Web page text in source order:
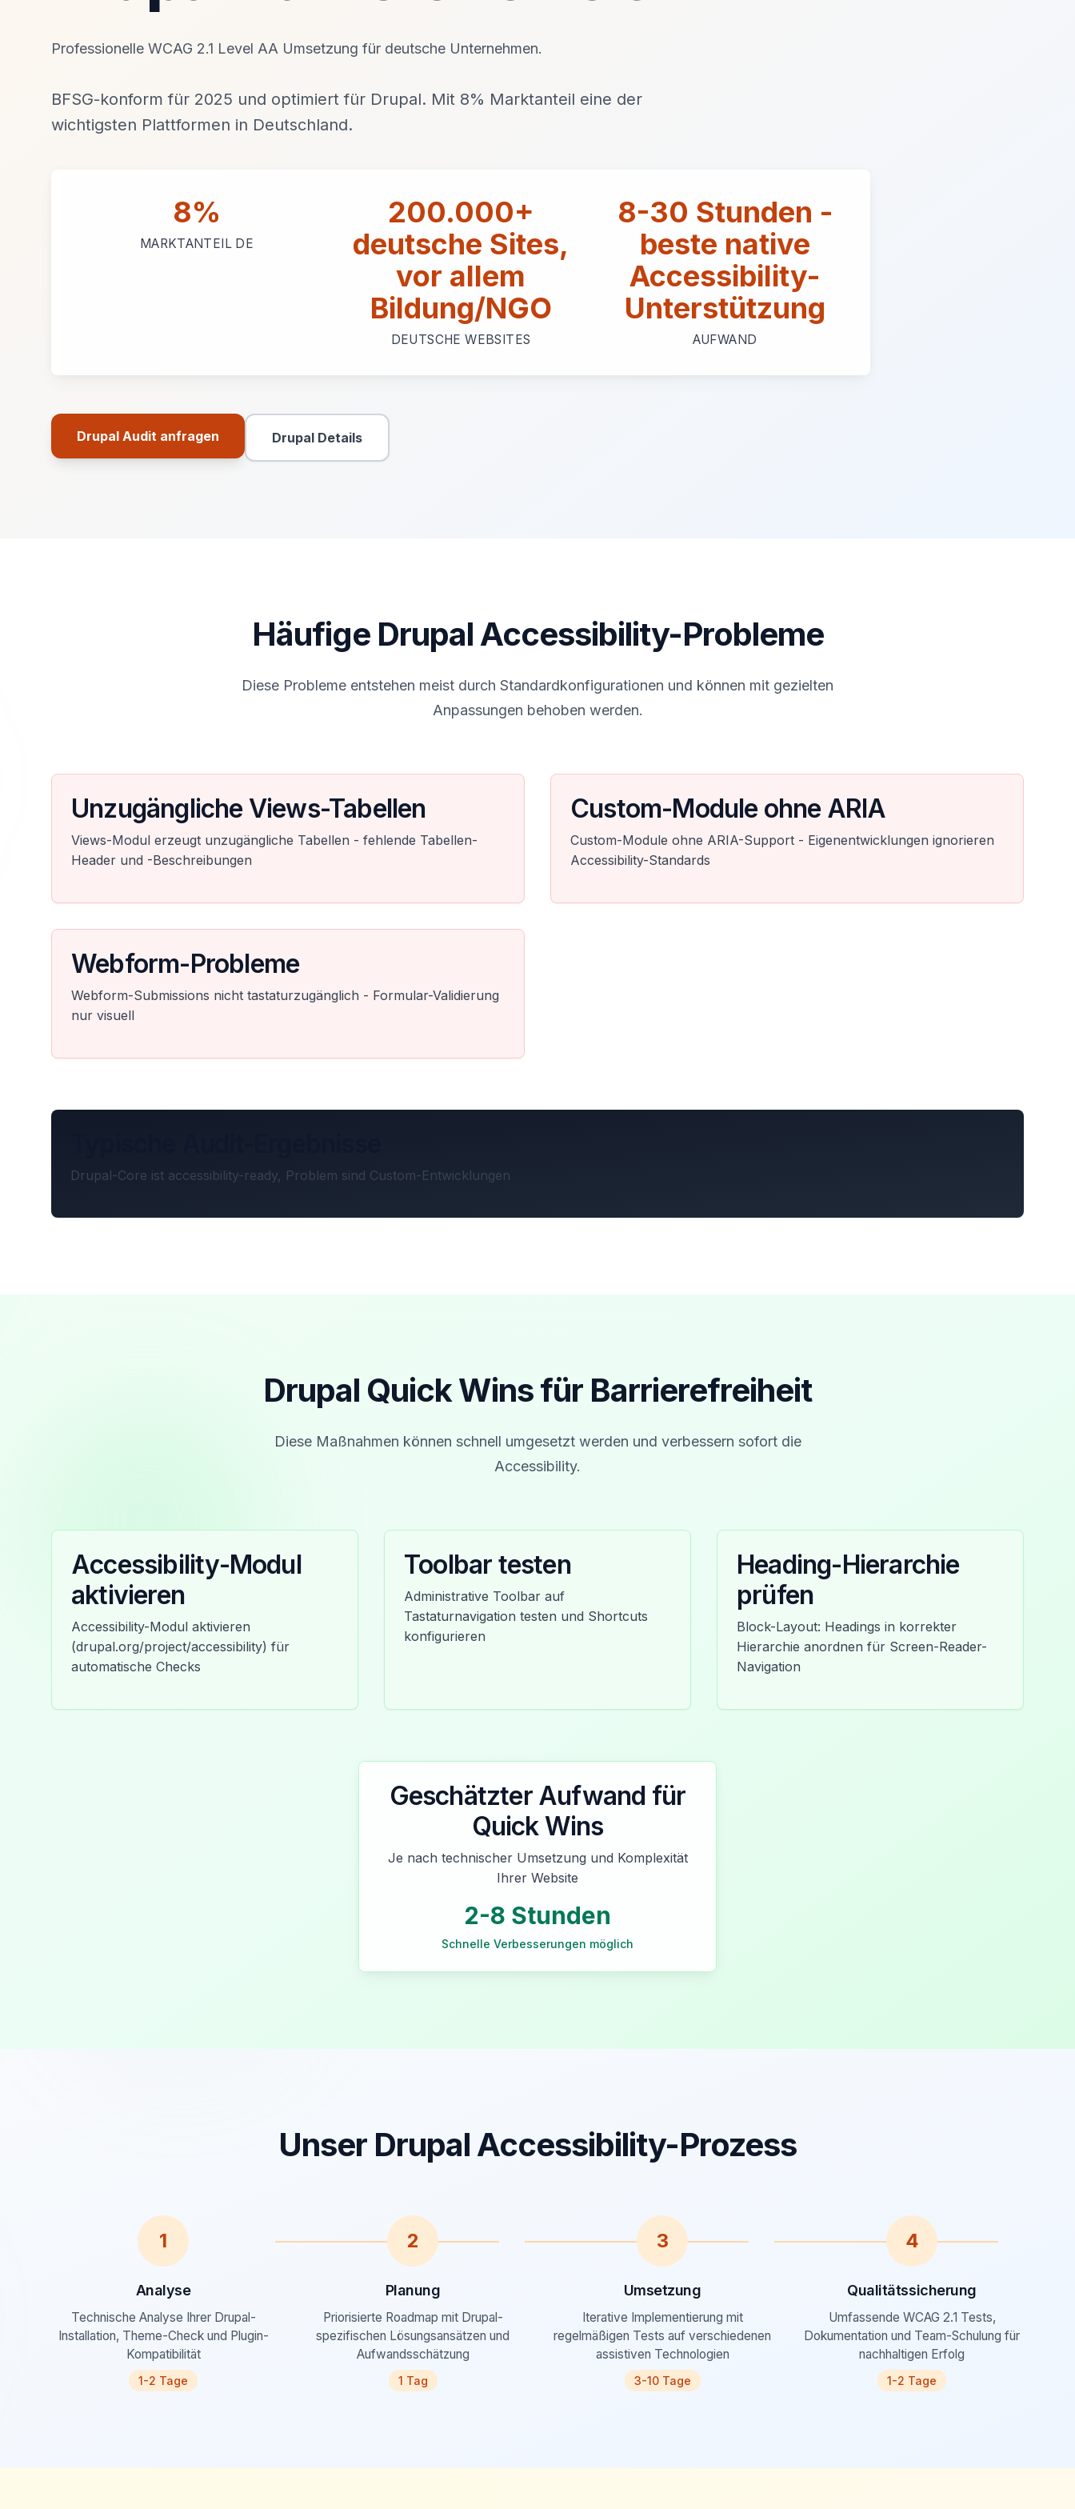
Professionelle WCAG 2.1 Level AA Umsetzung für deutsche Unternehmen.
BFSG-konform für 2025 und optimiert für Drupal. Mit 8% Marktanteil eine der
wichtigsten Plattformen in Deutschland.
8%
MARKTANTEIL DE
200.000+
deutsche Sites,
vor allem
Bildung/NGO
DEUTSCHE WEBSITES
8-30 Stunden -
beste native
Accessibility-
Unterstützung
AUFWAND
Drupal Audit anfragen
Primäre Aktion Drupal Details
Sekundäre Aktion
Häufige Drupal Accessibility-Probleme
Diese Probleme entstehen meist durch Standardkonfigurationen und können mit gezielten
Anpassungen behoben werden.
Unzugängliche Views-Tabellen
Views-Modul erzeugt unzugängliche Tabellen - fehlende Tabellen-
Header und -Beschreibungen
Custom-Module ohne ARIA
Custom-Module ohne ARIA-Support - Eigenentwicklungen ignorieren
Accessibility-Standards
Webform-Probleme
Webform-Submissions nicht tastaturzugänglich - Formular-Validierung
nur visuell
Drupal-Core ist accessibility-ready, Problem sind Custom-Entwicklungen
Drupal Quick Wins für Barrierefreiheit
Diese Maßnahmen können schnell umgesetzt werden und verbessern sofort die
Accessibility.
Accessibility-Modul
aktivieren
Accessibility-Modul aktivieren
(drupal.org/project/accessibility) für
automatische Checks
Toolbar testen
Administrative Toolbar auf
Tastaturnavigation testen und Shortcuts
konfigurieren
Heading-Hierarchie
prüfen
Block-Layout: Headings in korrekter
Hierarchie anordnen für Screen-Reader-
Navigation
Geschätzter Aufwand für
Quick Wins
Je nach technischer Umsetzung und Komplexität
Ihrer Website
2-8 Stunden
Schnelle Verbesserungen möglich
Unser Drupal Accessibility-Prozess
1
Analyse
Technische Analyse Ihrer Drupal-
Installation, Theme-Check und Plugin-
Kompatibilität
1-2 Tage
2
Planung
Priorisierte Roadmap mit Drupal-
spezifischen Lösungsansätzen und
Aufwandsschätzung
1 Tag
3
Umsetzung
Iterative Implementierung mit
regelmäßigen Tests auf verschiedenen
assistiven Technologien
3-10 Tage
4
Qualitätssicherung
Umfassende WCAG 2.1 Tests,
Dokumentation und Team-Schulung für
nachhaltigen Erfolg
1-2 Tage